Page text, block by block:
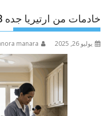
خادمات من ارتيريا جده 0594158368
يوليو 26, 2025 manara